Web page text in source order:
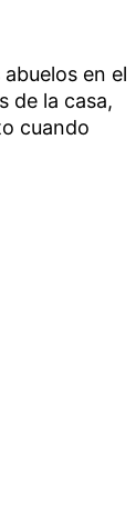
en el
de la casa,
cuando